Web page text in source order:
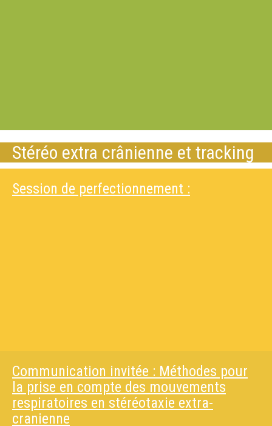
Stéréo extra crânienne et tracking
Session de perfectionnement :
Communication invitée : Méthodes pour
la prise en compte des mouvements
respiratoires en stéréotaxie extra-
cranienne